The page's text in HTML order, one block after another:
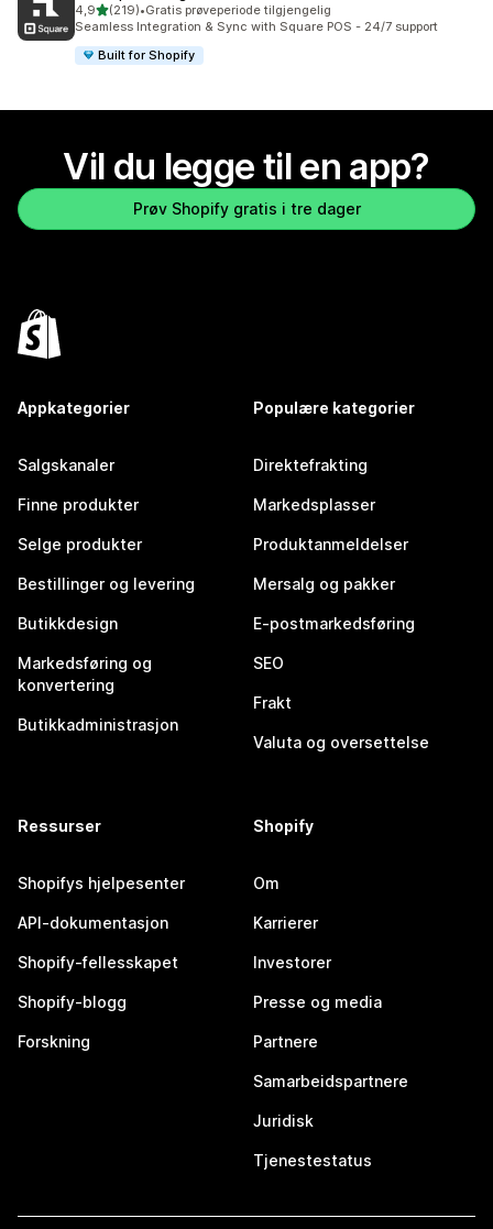
4,9av 5 stjerner
(219)
Totalt 219 omtaler
•Gratis prøveperiode tilgjengelig
Seamless Integration & Sync with Square POS - 24/7 support
Built for Shopify
Vil du legge til en app?
Prøv Shopify gratis i tre dager
Appkategorier
Salgskanaler
Finne produkter
Selge produkter
Bestillinger og levering
Butikkdesign
Markedsføring og
konvertering
Butikkadministrasjon
Populære kategorier
Direktefrakting
Markedsplasser
Produktanmeldelser
Mersalg og pakker
E-postmarkedsføring
SEO
Frakt
Valuta og oversettelse
Ressurser
Shopifys hjelpesenter
API-dokumentasjon
Shopify-fellesskapet
Shopify-blogg
Forskning
Shopify
Om
Karrierer
Investorer
Presse og media
Partnere
Samarbeidspartnere
Juridisk
Tjenestestatus